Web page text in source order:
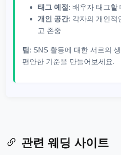
태그 예절 : 배우자 태그할
개인 공간: 각자의 개인적
고 존중
팁 : SNS 활동에 대한 서로의
편안한 기준을 만들어보세요.
관련 웨딩 사이트